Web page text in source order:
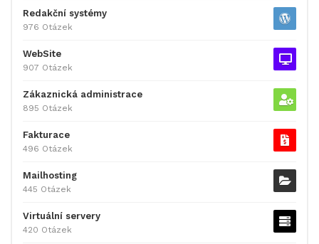
Redakční systémy
976 Otázek
WebSite
907 Otázek
Zákaznická administrace
895 Otázek
Fakturace
496 Otázek
Mailhosting
445 Otázek
Virtuální servery
420 Otázek